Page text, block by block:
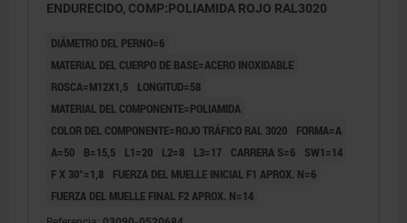
ENDURECIDO, COMP:POLIAMIDA ROJO RAL3020
DIÁMETRO DEL PERNO=6
MATERIAL DEL CUERPO DE BASE=ACERO INOXIDABLE
ROSCA=M12X1,5
LONGITUD=58
MATERIAL DEL COMPONENTE=POLIAMIDA
COLOR DEL COMPONENTE=ROJO TRÁFICO RAL 3020
FORMA=A
A=50
B=15,5 L1=20 L2=8 L3=17 CARRERA S=6
SW1=14
F X 30°=1,8
FUERZA DEL MUELLE INICIAL F1 APROX. N=6
FUERZA DEL MUELLE FINAL F2 APROX. N=14